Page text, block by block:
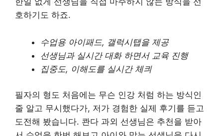
호하기도 하죠.
수업용 아이패드, 갤럭시탭을 제공
선생님과 실시간 대화 하면서 교육 진행
집중도, 이해도를 실시간 체킈
필자의 형도 처음에는 무슨 인강 처럼 하는 방식인
줄 알고 무시했다가, 저가 경험한 실제 후기를 듣고
도전해 봤습니다. 콴다 과외 선생님은 추천을 받아